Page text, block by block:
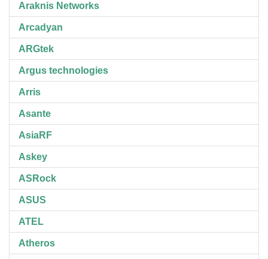
Araknis Networks
Arcadyan
ARGtek
Argus technologies
Arris
Asante
AsiaRF
Askey
ASRock
ASUS
ATEL
Atheros